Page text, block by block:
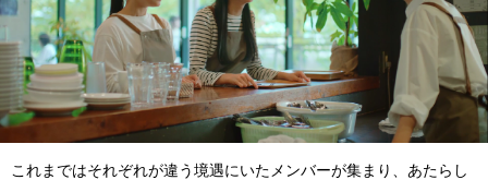
これまではそれぞれが違う境遇にいたメンバーが集まり、あたらし